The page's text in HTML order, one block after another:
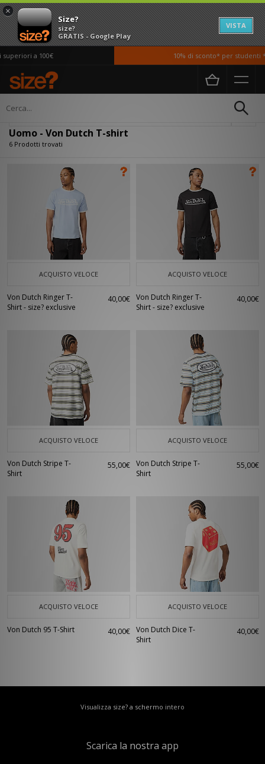
×
Size?
size?
GRATIS - Google Play
VISTA
a 100€ 10% di sconto* per studenti
Home Uomo
Uomo - Von Dutch T-shirt
6 Prodotti trovati
ACQUISTO VELOCE
Von Dutch Ringer T-
Shirt - size? exclusive
40,00€
ACQUISTO VELOCE
Von Dutch Ringer T-
Shirt - size? exclusive
40,00€
ACQUISTO VELOCE
Von Dutch Stripe T-
Shirt
55,00€
ACQUISTO VELOCE
Von Dutch Stripe T-
Shirt
55,00€
ACQUISTO VELOCE
Von Dutch 95 T-Shirt 40,00€
ACQUISTO VELOCE
Von Dutch Dice T-
Shirt
40,00€
Visualizza size? a schermo intero
Scarica la nostra app